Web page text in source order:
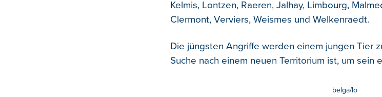
Kelmis, Lontzen, Raeren, Jalhay, Limbourg,
Clermont, Verviers, Weismes und Welkenraedt.
Die jüngsten Angriffe werden einem jungen Tier
Suche nach einem neuen Territorium ist, um sein
belga/lo